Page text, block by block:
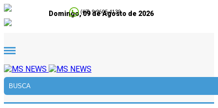
Domingo, 09 de Agosto de 2026
(67) 9.9605-4139